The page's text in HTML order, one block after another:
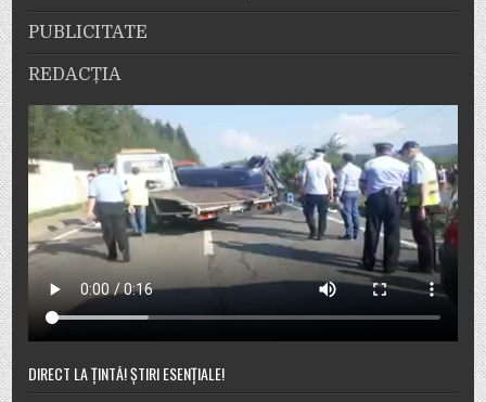
PUBLICITATE
REDACȚIA
DIRECT LA ȚINTĂ! ȘTIRI ESENȚIALE!